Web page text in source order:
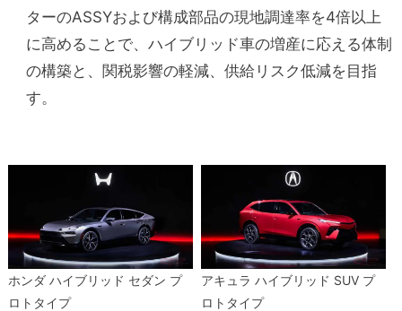
ターのASSYおよび構成部品の現地調達率を4倍以上
に高めることで、ハイブリッド車の増産に応える体制
の構築と、関税影響の軽減、供給リスク低減を目指
す。
ホンダ ハイブリッド セダン プ
ロトタイプ
アキュラ ハイブリッド SUV プ
ロトタイプ